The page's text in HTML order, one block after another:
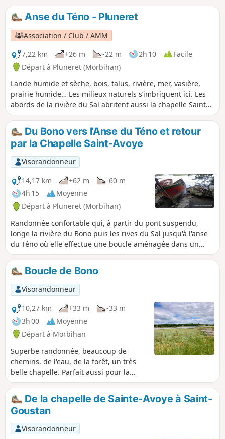
Anse du Téno - Pluneret
Association / Club / AMM
7,22 km
+26 m -22 m 2h 10
Facile
Départ à Pluneret (Morbihan)
Lande humide et sèche, bois, talus, rivière, mer, vasière,
prairie humide… Les milieux naturels s’imbriquent ici. Les
abords de la rivière du Sal abritent aussi la chapelle Sainte-
Avoye.
Du Bono vers l'Anse du Téno et retour
par la Chapelle Saint-Avoye
Visorandonneur
14,17 km
+62 m
-60 m
4h 15
Moyenne
Départ à Pluneret (Morbihan)
Randonnée confortable qui, à partir du pont suspendu,
longe la rivière du Bono puis les rives du Sal jusqu'à l'anse
du Téno où elle effectue une boucle aménagée dans un
paysage de roselière, prairies humides et vasière rendues
accessibles par un platelage sur quelques centaines de
mètres. Un aménagement permet d'observer et
comprendre cet habitat naturel qui abrite nombre
d'espèces végétales et animales rares. Le retour par Sainte-
Avoye permet de visiter une belle chapelle du XVIème
siècle.
Boucle de Bono
Visorandonneur
10,27 km
+33 m
-33 m
3h 00
Moyenne
Départ à Morbihan
Superbe randonnée, beaucoup de
chemins, de l'eau, de la forêt, un très
belle chapelle. Parfait aussi pour la
course à pied !
De la chapelle de Sainte-Avoye à Saint-
Goustan
Visorandonneur